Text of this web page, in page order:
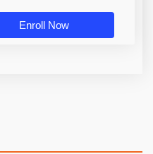
Enroll Now